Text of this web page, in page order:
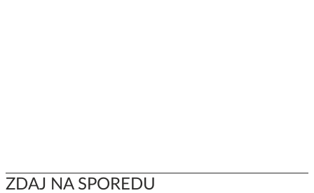
ZDAJ NA SPOREDU